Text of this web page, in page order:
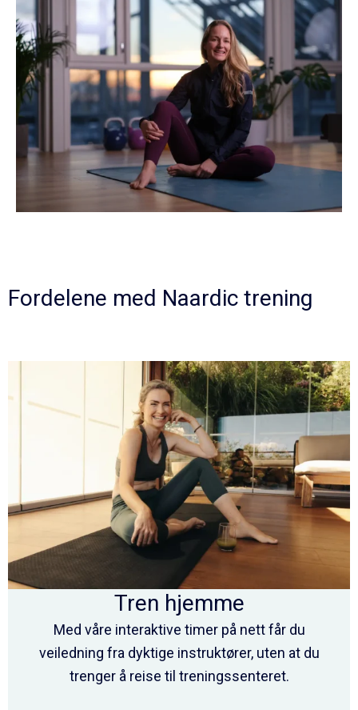
Fordelene med Naardic trening
Tren hjemme
Med våre interaktive timer på nett får du
veiledning fra dyktige instruktører, uten at du
trenger å reise til treningssenteret.